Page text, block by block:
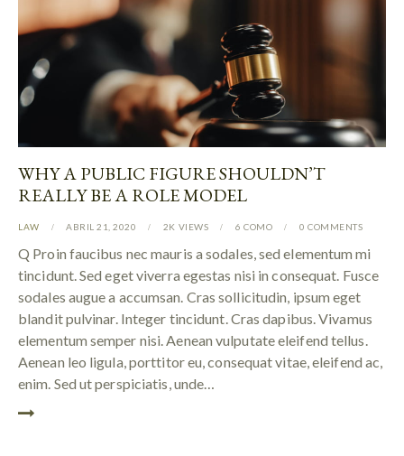
WHY A PUBLIC FIGURE SHOULDN’T
REALLY BE A ROLE MODEL
LAW ABRIL 21, 2020 2K VIEWS 6 COMO 0 COMMENTS
Q Proin faucibus nec mauris a sodales, sed elementum mi
tincidunt. Sed eget viverra egestas nisi in consequat. Fusce
sodales augue a accumsan. Cras sollicitudin, ipsum eget
blandit pulvinar. Integer tincidunt. Cras dapibus. Vivamus
elementum semper nisi. Aenean vulputate eleifend tellus.
Aenean leo ligula, porttitor eu, consequat vitae, eleifend ac,
enim. Sed ut perspiciatis, unde…